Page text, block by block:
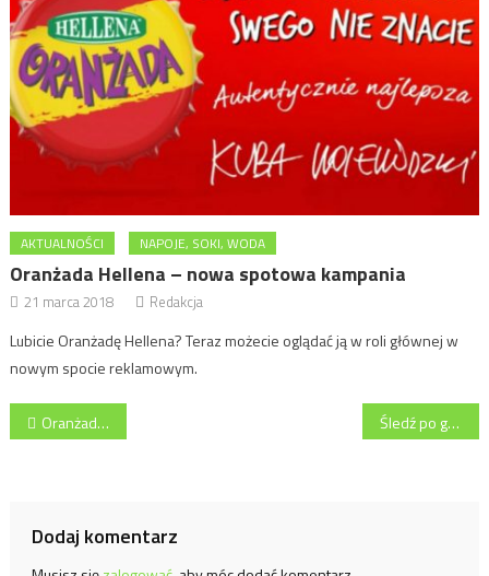
AKTUALNOŚCI NAPOJE, SOKI, WODA
Oranżada Hellena – nowa spotowa kampania
21 marca 2018 Redakcja
Lubicie Oranżadę Hellena? Teraz możecie oglądać ją w roli głównej w
nowym spocie reklamowym.
Nawigacja
Oranżada Hellena zdobyła tytuł Produkt Roku 2010 Śledź po giżycku SEKO SA na Pierwszą Komunię Świętą
Dodaj komentarz